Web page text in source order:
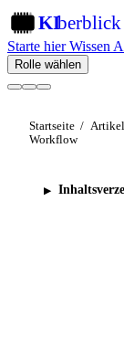
KIberblick
Starte hierWissen
Rolle wählen
Startseite / Artikel
Workflow